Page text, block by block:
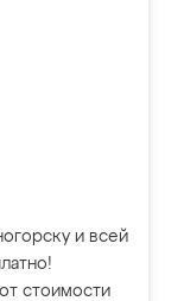
и всей
стоимости